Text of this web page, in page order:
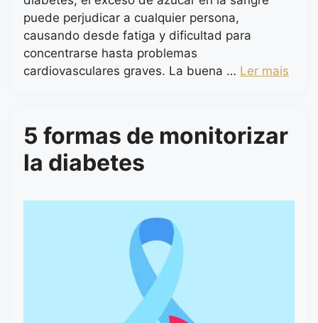
puede perjudicar a cualquier persona,
causando desde fatiga y dificultad para
concentrarse hasta problemas
cardiovasculares graves. La buena … Ler mais
5 formas de monitorizar
la diabetes